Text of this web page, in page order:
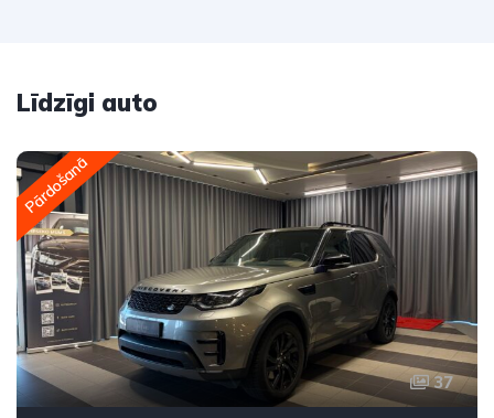
Līdzīgi auto
Pārdošanā
37